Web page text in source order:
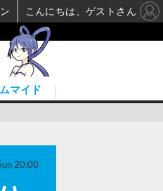
マイド
20:00
こんにちは、ゲストさん